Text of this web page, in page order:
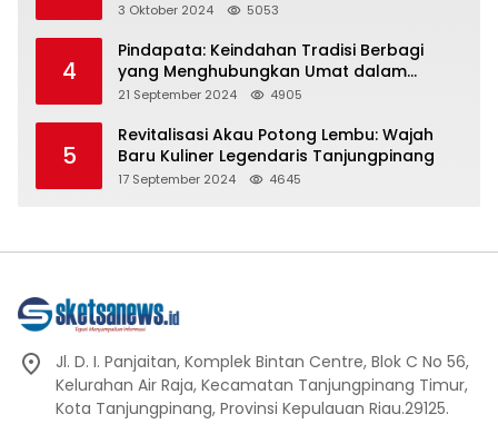
Hati dan Jiwa
3 Oktober 2024 5053
4
Pindapata: Keindahan Tradisi Berbagi
yang Menghubungkan Umat dalam
Spiritualitas dan Kebersamaan dalam
21 September 2024 4905
5
Revitalisasi Akau Potong Lembu: Wajah
Baru Kuliner Legendaris Tanjungpinang
17 September 2024 4645
Jl. D. I. Panjaitan, Komplek Bintan Centre, Blok C No 56,
Kelurahan Air Raja, Kecamatan Tanjungpinang Timur,
Kota Tanjungpinang, Provinsi Kepulauan Riau.29125.